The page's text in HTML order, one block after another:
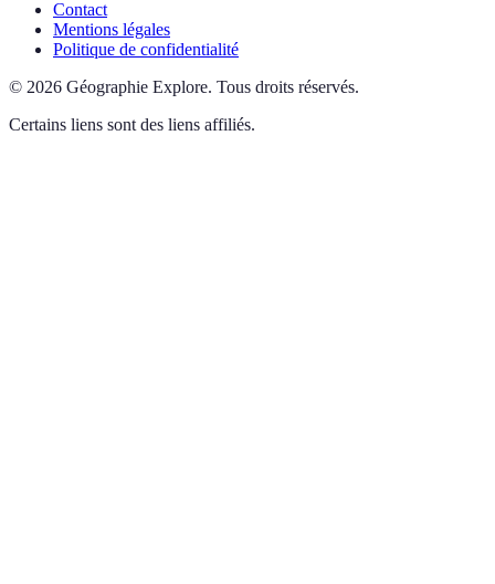
Contact
Mentions légales
Politique de confidentialité
© 2026 Géographie Explore. Tous droits réservés.
Certains liens sont des liens affiliés.